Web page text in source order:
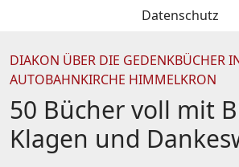
Datenschutz
DIAKON ÜBER DIE GEDENKBÜCHER
AUTOBAHNKIRCHE HIMMELKRON
50 Bücher voll mit
Klagen und